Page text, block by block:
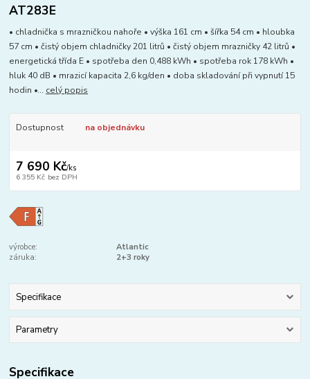
AT283E
• chladnička s mrazničkou nahoře • výška 161 cm • šířka 54 cm • hloubka
57 cm • čistý objem chladničky 201 litrů • čistý objem mrazničky 42 litrů •
energetická třída E • spotřeba den 0,488 kWh • spotřeba rok 178 kWh •
hluk 40 dB • mrazicí kapacita 2,6 kg/den • doba skladování při vypnutí 15
hodin •... celý popis
Dostupnost na objednávku
7 690 Kč/ks
6 355 Kč bez DPH
výrobce:
Atlantic
záruka:
2+3 roky
Specifikace
Parametry
Specifikace